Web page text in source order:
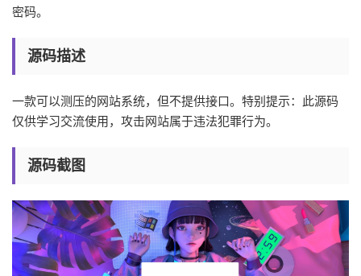
密码。
源码描述
一款可以测压的网站系统，但不提供接口。特别提示：此源码
仅供学习交流使用，攻击网站属于违法犯罪行为。
源码截图